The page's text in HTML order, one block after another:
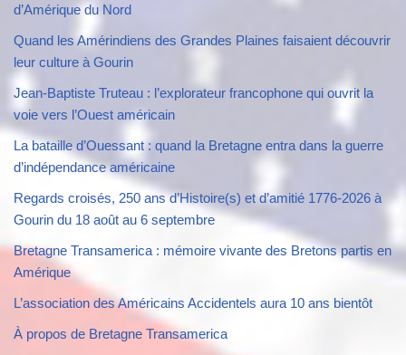
d’Amérique du Nord
Quand les Amérindiens des Grandes Plaines faisaient découvrir
leur culture à Gourin
Jean-Baptiste Truteau : l’explorateur francophone qui ouvrit la
voie vers l’Ouest américain
La bataille d’Ouessant : quand la Bretagne entra dans la guerre
d’indépendance américaine
Regards croisés, 250 ans d’Histoire(s) et d’amitié 1776-2026 à
Gourin du 18 août au 6 septembre
Bretagne Transamerica : mémoire vivante des Bretons partis en
Amérique
L’association des Américains Accidentels aura 10 ans bientôt
À propos de Bretagne Transamerica